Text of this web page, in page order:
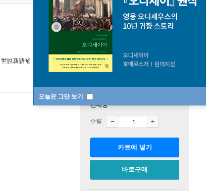
오늘은 그만 보기
世說新語補
판매중
수량
카트에 넣기
바로구매